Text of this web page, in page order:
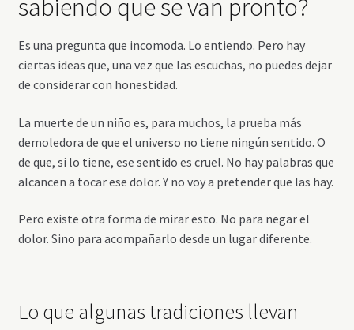
sabiendo que se van pronto?
Es una pregunta que incomoda. Lo entiendo. Pero hay
ciertas ideas que, una vez que las escuchas, no puedes dejar
de considerar con honestidad.
La muerte de un niño es, para muchos, la prueba más
demoledora de que el universo no tiene ningún sentido. O
de que, si lo tiene, ese sentido es cruel. No hay palabras que
alcancen a tocar ese dolor. Y no voy a pretender que las hay.
Pero existe otra forma de mirar esto. No para negar el
dolor. Sino para acompañarlo desde un lugar diferente.
Lo que algunas tradiciones llevan